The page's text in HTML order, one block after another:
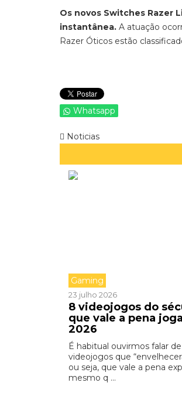
Os novos Switches Razer
instantânea. A atuação
Razer Óticos estão
Whatsapp
Noticias
Gaming
23 julho 2026
8 videojogos do
que vale a pena
2026
É habitual ouvirmos falar de
videojogos que
ou seja, que vale a pena
mesmo q ...